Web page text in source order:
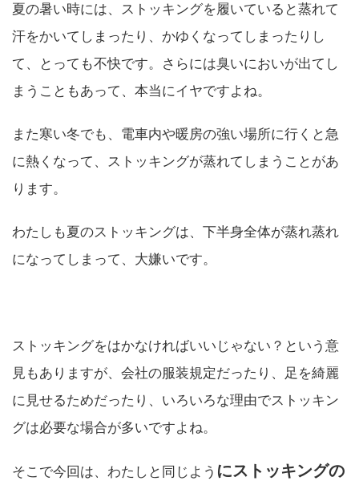
夏の暑い時には、ストッキングを履いていると蒸れて
汗をかいてしまったり、かゆくなってしまったりし
て、とっても不快です。さらには臭いにおいが出てし
まうこともあって、本当にイヤですよね。
また寒い冬でも、電車内や暖房の強い場所に行くと急
に熱くなって、ストッキングが蒸れてしまうことがあ
ります。
わたしも夏のストッキングは、下半身全体が蒸れ蒸れ
になってしまって、大嫌いです。
ストッキングをはかなければいいじゃない？という意
見もありますが、会社の服装規定だったり、足を綺麗
に見せるためだったり、いろいろな理由でストッキン
グは必要な場合が多いですよね。
そこで今回は、わたしと同じよう にストッキングの